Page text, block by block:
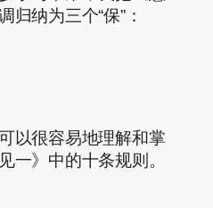
归纳为三个“保”：
以很容易地理解和掌
一》中的十条规则。